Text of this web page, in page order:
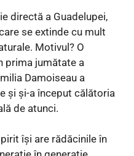
directă a Guadelupei,
se extinde cu mult
Motivul? O
prima jumătate a
Damoiseau a
și și-a început călătoria
de atunci.
își are rădăcinile în